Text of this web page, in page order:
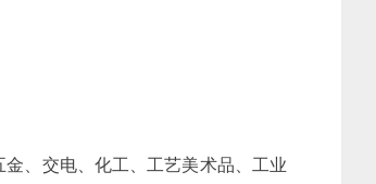
、交电、化工、工艺美术品、工业